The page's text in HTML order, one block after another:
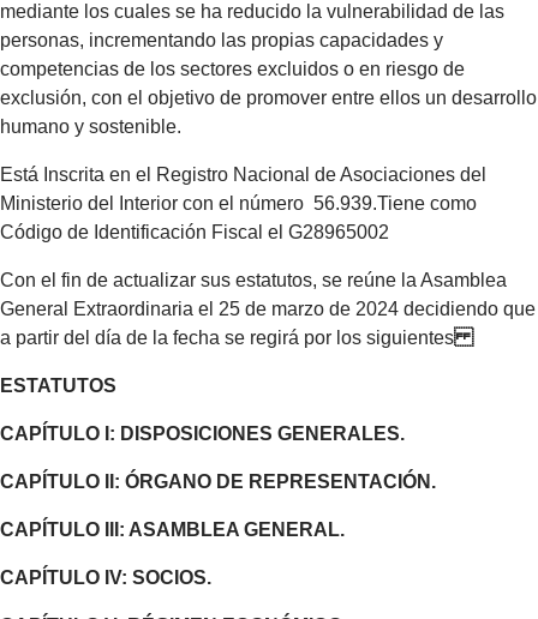
mediante los cuales se ha reducido la vulnerabilidad de las
personas, incrementando las propias capacidades y
competencias de los sectores excluidos o en riesgo de
exclusión, con el objetivo de promover entre ellos un desarrollo
humano y sostenible.
Está Inscrita en el Registro Nacional de Asociaciones del
Ministerio del Interior con el número 56.939.Tiene como
Código de Identificación Fiscal el G28965002
Con el fin de actualizar sus estatutos, se reúne la Asamblea
General Extraordinaria el 25 de marzo de 2024 decidiendo que
a partir del día de la fecha se regirá por los siguientes
ESTATUTOS
CAPÍTULO I: DISPOSICIONES GENERALES.
CAPÍTULO II: ÓRGANO DE REPRESENTACIÓN.
CAPÍTULO III: ASAMBLEA GENERAL.
CAPÍTULO IV: SOCIOS.